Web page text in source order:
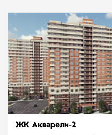
ЖК Акварели-2